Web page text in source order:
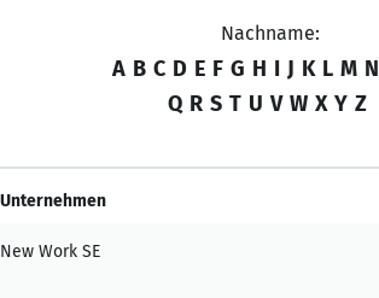
Nachname:
A B C D E F G H I J K L M N
Q R S T U V W X Y Z
Unternehmen
New Work SE